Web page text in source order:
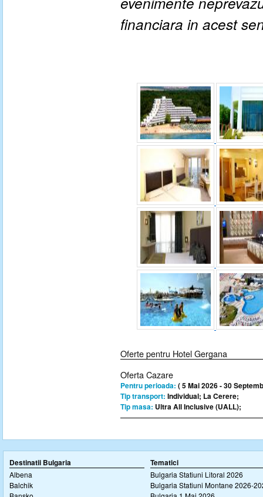
financiara in acest
Oferte pentru Hotel Gergana
Oferta Cazare
Pentru perioada: ( 5 Mai 2026 - 30
Tip transport: Individual; La Cerere;
Tip masa: Ultra All Inclusive (UALL);
Destinatii Bulgaria
Albena
Balchik
Tematici
Bulgaria Statiuni Litoral 2026
Bulgaria Statiuni Montane 2026-